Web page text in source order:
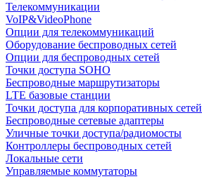
Телекоммуникации
VoIP&VideoPhone
Опции для телекоммуникаций
Оборудование беспроводных сетей
Опции для беспроводных сетей
Точки доступа SOHO
Беспроводные маршрутизаторы
LTE базовые станции
Точки доступа для корпоративных сетей
Беспроводные сетевые адаптеры
Уличные точки доступа/радиомосты
Контроллеры беспроводных сетей
Локальные сети
Управляемые коммутаторы